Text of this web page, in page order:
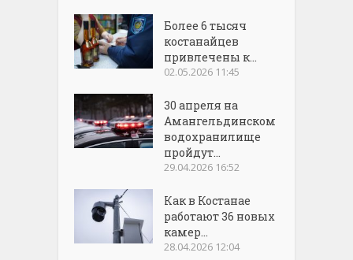
Более 6 тысяч
костанайцев
привлечены к...
02.05.2026 11:45
30 апреля на
Амангельдинском
водохранилище
пройдут...
29.04.2026 16:52
Как в Костанае
работают 36 новых
камер...
28.04.2026 12:04